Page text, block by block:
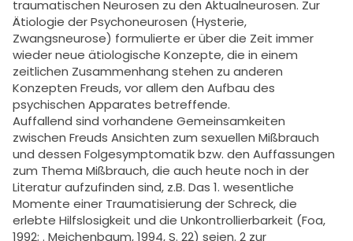
traumatischen Neurosen zu den Aktualneurosen. Zur
Ätiologie der Psychoneurosen (Hysterie,
Zwangsneurose) formulierte er über die Zeit immer
wieder neue ätiologische Konzepte, die in einem
zeitlichen Zusammenhang stehen zu anderen
Konzepten Freuds, vor allem den Aufbau des
psychischen Apparates betreffende.
Auffallend sind vorhandene Gemeinsamkeiten
zwischen Freuds Ansichten zum sexuellen Mißbrauch
und dessen Folgesymptomatik bzw. den Auffassungen
zum Thema Mißbrauch, die auch heute noch in der
Literatur aufzufinden sind, z.B. Das 1. wesentliche
Momente einer Traumatisierung der Schreck, die
erlebte Hilfslosigkeit und die Unkontrollierbarkeit (Foa,
1992; . Meichenbaum, 1994, S. 22) seien. 2 zur